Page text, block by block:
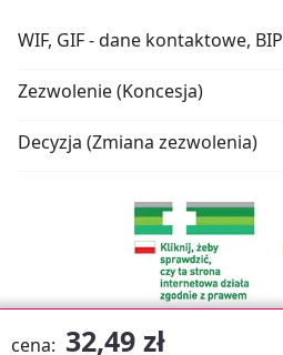
cena: 32,49 zł
WIF, GIF - dane kontaktowe, BIP
Zezwolenie (Koncesja)
Decyzja (Zmiana zezwolenia)